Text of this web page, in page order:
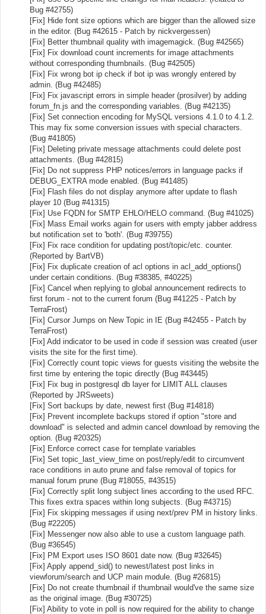
Bug #42755)
[Fix] Hide font size options which are bigger than the allowed size
in the editor. (Bug #42615 - Patch by nickvergessen)
[Fix] Better thumbnail quality with imagemagick. (Bug #42565)
[Fix] Fix download count increments for image attachments
without corresponding thumbnails. (Bug #42505)
[Fix] Fix wrong bot ip check if bot ip was wrongly entered by
admin. (Bug #42485)
[Fix] Fix javascript errors in simple header (prosilver) by adding
forum_fn.js and the corresponding variables. (Bug #42135)
[Fix] Set connection encoding for MySQL versions 4.1.0 to 4.1.2.
This may fix some conversion issues with special characters.
(Bug #41805)
[Fix] Deleting private message attachments could delete post
attachments. (Bug #42815)
[Fix] Do not suppress PHP notices/errors in language packs if
DEBUG_EXTRA mode enabled. (Bug #41485)
[Fix] Flash files do not display anymore after update to flash
player 10 (Bug #41315)
[Fix] Use FQDN for SMTP EHLO/HELO command. (Bug #41025)
[Fix] Mass Email works again for users with empty jabber address
but notification set to 'both'. (Bug #39755)
[Fix] Fix race condition for updating post/topic/etc. counter.
(Reported by BartVB)
[Fix] Fix duplicate creation of acl options in acl_add_options()
under certain conditions. (Bug #38385, #40225)
[Fix] Cancel when replying to global announcement redirects to
first forum - not to the current forum (Bug #41225 - Patch by
TerraFrost)
[Fix] Cursor Jumps on New Topic in IE (Bug #42455 - Patch by
TerraFrost)
[Fix] Add indicator to be used in code if session was created (user
visits the site for the first time).
[Fix] Correctly count topic views for guests visiting the website the
first time by entering the topic directly (Bug #43445)
[Fix] Fix bug in postgresql db layer for LIMIT ALL clauses
(Reported by JRSweets)
[Fix] Sort backups by date, newest first (Bug #14818)
[Fix] Prevent incomplete backups stored if option "store and
download" is selected and admin cancel download by removing the
option. (Bug #20325)
[Fix] Enforce correct case for template variables
[Fix] Set topic_last_view_time on post/reply/edit to circumvent
race conditions in auto prune and false removal of topics for
manual forum prune (Bug #18055, #43515)
[Fix] Correctly split long subject lines according to the used RFC.
This fixes extra spaces within long subjects. (Bug #43715)
[Fix] Fix skipping messages if using next/prev PM in history links.
(Bug #22205)
[Fix] Messenger now also able to use a custom language path.
(Bug #36545)
[Fix] PM Export uses ISO 8601 date now. (Bug #32645)
[Fix] Apply append_sid() to newest/latest post links in
viewforum/search and UCP main module. (Bug #26815)
[Fix] Do not create thumbnail if thumbnail would've the same size
as the original image. (Bug #30725)
[Fix] Ability to vote in poll is now required for the ability to change